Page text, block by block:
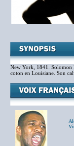
New York, 1841. Solomon
coton en Louisiane. Son